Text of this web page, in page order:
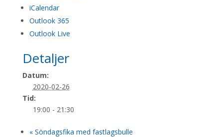
iCalendar
Outlook 365
Outlook Live
Detaljer
Datum:
2020-02-26
Tid:
19:00 - 21:30
«Söndagsfika med fastlagsbulle